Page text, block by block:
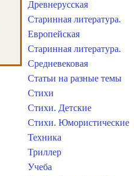
Древнерусская
Старинная литература.
Европейская
Старинная литература.
Средневековая
Статьи на разные темы
Стихи
Стихи. Детские
Стихи. Юмористические
Техника
Триллер
Учеба